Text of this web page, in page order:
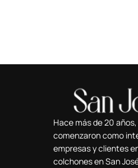
Hace más de 20
comenzaron como
empresas y clientes
colchones en San